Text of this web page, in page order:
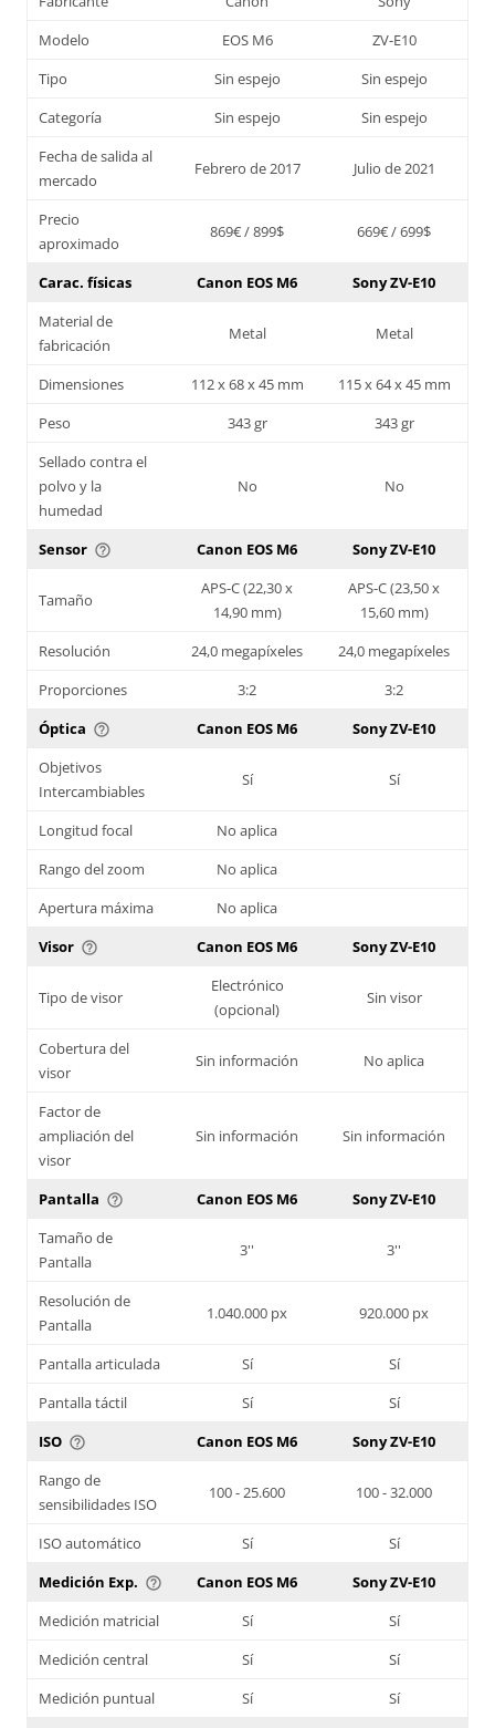
Modelo
EOS M6
ZV-E10
Tipo
Sin espejo
Sin espejo
Categoría
Sin espejo
Sin espejo
Fecha de salida al
mercado
Febrero de 2017 Julio de 2021
Precio
aproximado
869€ / 899$ 669€ / 699$
Carac. físicas Canon EOS M6
Sony ZV-E10
Material de
fabricación
Metal Metal
Dimensiones 112 x 68 x 45 mm
115 x 64 x 45 mm
Peso
343 gr
343 gr
Sellado contra el
polvo y la
humedad
No No
Sensor help_outline Canon EOS M6 Sony ZV-E10
Tamaño
APS-C (22,30 x
14,90 mm)
APS-C (23,50 x
15,60 mm)
Resolución
24,0 megapíxeles
24,0 megapíxeles
Proporciones
3:2
3:2
Óptica help_outline Canon EOS M6
Sony ZV-E10
Objetivos
Intercambiables
Sí Sí
Longitud focal
No aplica
Rango del zoom
No aplica
Apertura máxima
No aplica
Visor help_outline Canon EOS M6 Sony ZV-E10
Tipo de visor
Electrónico
(opcional)
Sin visor
Cobertura del
visor
Sin información No aplica
Factor de
ampliación del
visor
Sin información Sin información
Pantalla help_outline Canon EOS M6
Sony ZV-E10
Tamaño de
Pantalla
3'' 3''
Resolución de
Pantalla
1.040.000 px 920.000 px
Pantalla articulada Sí
Sí
Pantalla táctil
Sí
Sí
ISO help_outline Canon EOS M6
Sony ZV-E10
Rango de
sensibilidades ISO
100 - 25.600 100 - 32.000
ISO automático Sí
Sí
Medición Exp. help_outline Canon EOS M6
Sony ZV-E10
Medición matricial
Sí
Sí
Medición central
Sí
Sí
Medición puntual
Sí
Sí